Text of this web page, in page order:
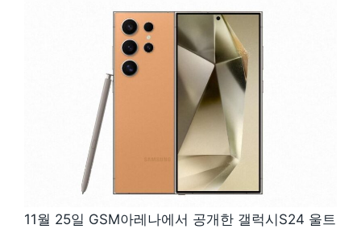
11월 25일 GSM아레나에서 공개한 갤럭시S24 울트